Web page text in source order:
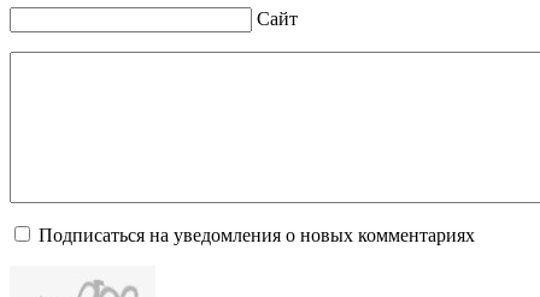
Сайт
Подписаться на уведомления о новых комментариях